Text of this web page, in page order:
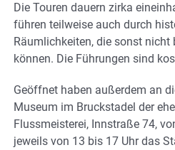
Die Touren dauern zirka
führen teilweise auch durch
Räumlichkeiten, die sonst nicht
können. Die Führungen sind
Geöffnet haben außerdem an
Museum im Bruckstadel der
Flussmeisterei, Innstraße 74,
jeweils von 13 bis 17 Uhr das